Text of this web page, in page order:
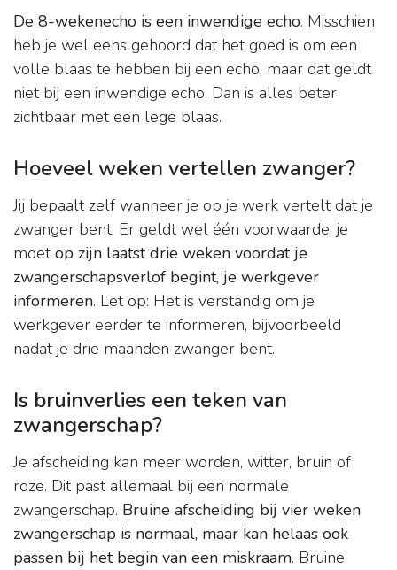
De 8-wekenecho is een inwendige echo. Misschien
heb je wel eens gehoord dat het goed is om een
volle blaas te hebben bij een echo, maar dat geldt
niet bij een inwendige echo. Dan is alles beter
zichtbaar met een lege blaas.
Hoeveel weken vertellen zwanger?
Jij bepaalt zelf wanneer je op je werk vertelt dat je
zwanger bent. Er geldt wel één voorwaarde: je
moetop zijn laatst drie weken voordat je
zwangerschapsverlof begint, je werkgever
informeren. Let op: Het is verstandig om je
werkgever eerder te informeren, bijvoorbeeld
nadat je drie maanden zwanger bent.
Is bruinverlies een teken van
zwangerschap?
Je afscheiding kan meer worden, witter, bruin of
roze. Dit past allemaal bij een normale
zwangerschap. Bruine afscheiding bij vier weken
zwangerschap is normaal, maar kan helaas ook
passen bij het begin van een miskraam. Bruine